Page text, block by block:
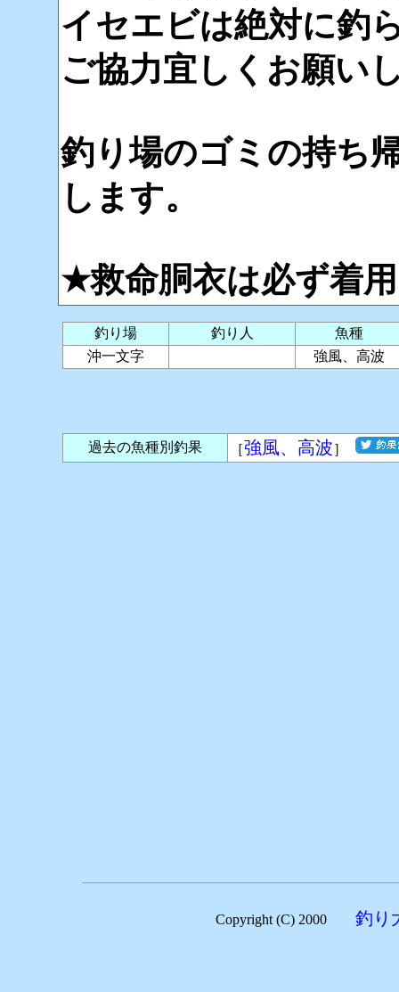
イセエビは絶対に釣
ご協力宜しくお願い
釣り場のゴミの持ち
します。
★救命胴衣は必ず着
釣り場 釣り人
魚種
沖一文字
強風、高波
過去の魚種別釣果 ［強風、高波］
Copyright (C) 2000 釣り